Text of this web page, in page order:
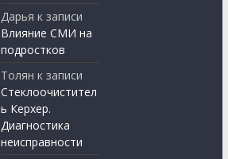
Дарья к записи
Влияние СМИ на
подростков
Толян к записи
Стеклоочистител
ь Керхер.
Диагностика
неисправности